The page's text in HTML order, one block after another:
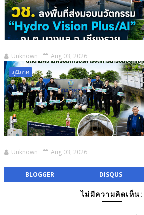
Unknown Aug 03, 2026
ภูมิภาค
Unknown Aug 03, 2026
BLOGGER DISQUS
ไม่มีความคิดเห็น: